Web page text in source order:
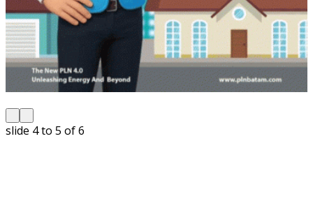
slide 5 to 6 of 6